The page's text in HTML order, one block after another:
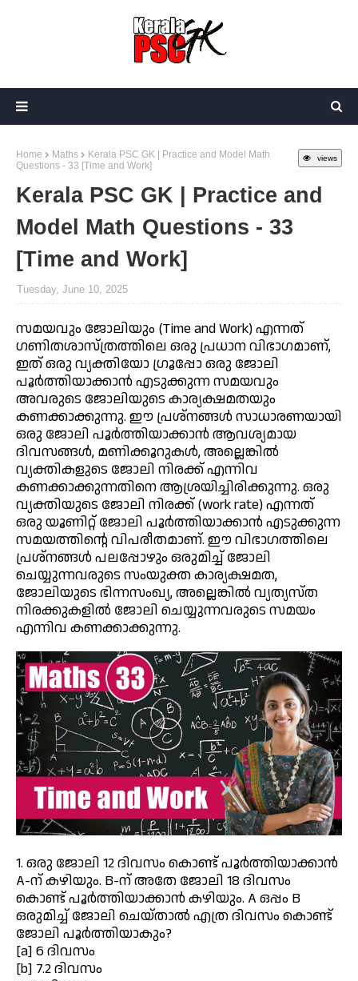
views
Home Maths
Kerala PSC GK | Practice and Model Math
Questions - 33 [Time and Work]
Kerala PSC GK | Practice and
Model Math Questions - 33
[Time and Work]
Tuesday, June 10, 2025
സമയവും ജോലിയും (Time and Work) എന്നത്
ഗണിതശാസ്ത്രത്തിലെ ഒരു പ്രധാന വിഭാഗമാണ്,
ഇത് ഒരു വ്യക്തിയോ ഗ്രൂപ്പോ ഒരു ജോലി
പൂർത്തിയാക്കാൻ എടുക്കുന്ന സമയവും
അവരുടെ ജോലിയുടെ കാര്യക്ഷമതയും
കണക്കാക്കുന്നു. ഈ പ്രശ്നങ്ങൾ സാധാരണയായി
ഒരു ജോലി പൂർത്തിയാക്കാൻ ആവശ്യമായ
ദിവസങ്ങൾ, മണിക്കൂറുകൾ, അല്ലെങ്കിൽ
വ്യക്തികളുടെ ജോലി നിരക്ക് എന്നിവ
കണക്കാക്കുന്നതിനെ ആശ്രയിച്ചിരിക്കുന്നു. ഒരു
വ്യക്തിയുടെ ജോലി നിരക്ക് (work rate) എന്നത്
ഒരു യൂണിറ്റ് ജോലി പൂർത്തിയാക്കാൻ എടുക്കുന്ന
സമയത്തിന്റെ വിപരീതമാണ്. ഈ വിഭാഗത്തിലെ
പ്രശ്നങ്ങൾ പലപ്പോഴും ഒരുമിച്ച് ജോലി
ചെയ്യുന്നവരുടെ സംയുക്ത കാര്യക്ഷമത,
ജോലിയുടെ ഭിന്നസംഖ്യ, അല്ലെങ്കിൽ വ്യത്യസ്ത
നിരക്കുകളിൽ ജോലി ചെയ്യുന്നവരുടെ സമയം
എന്നിവ കണക്കാക്കുന്നു.
1. ഒരു ജോലി 12 ദിവസം കൊണ്ട് പൂർത്തിയാക്കാൻ
A-ന് കഴിയും. B-ന് അതേ ജോലി 18 ദിവസം
കൊണ്ട് പൂർത്തിയാക്കാൻ കഴിയും. A ഒപ്പം B
ഒരുമിച്ച് ജോലി ചെയ്താൽ എത്ര ദിവസം കൊണ്ട്
ജോലി പൂർത്തിയാകും?
[a] 6 ദിവസം
[b] 7.2 ദിവസം